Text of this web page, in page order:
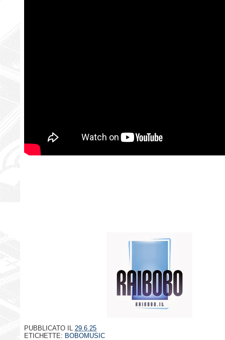
PUBBLICATO IL 29.6.25
ETICHETTE: BOBOMUSIC